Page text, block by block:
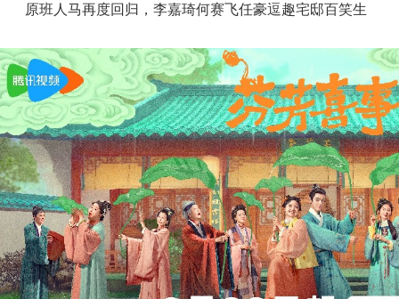
原班人马再度回归，李嘉琦何赛飞任豪逗趣宅邸百笑生